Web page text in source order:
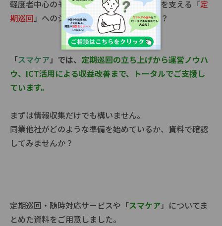
軽度者中心のモデルから脱却し、中重度者を支える「定
期巡回」へのシフトを検討してみませんか？
「スマケア」では、 定期巡回の立ち上げから運営ノウハ
ウ、ICT活用による収益改善まで、トータルでご支援し
ています。
まずは情報収集だけでも構いません。
同業他社がどのような準備を始めているか、資料で確認
してみませんか？
定期巡回・随時対応サービスや「スマケア」についてま
とめた資料をご用意しました。